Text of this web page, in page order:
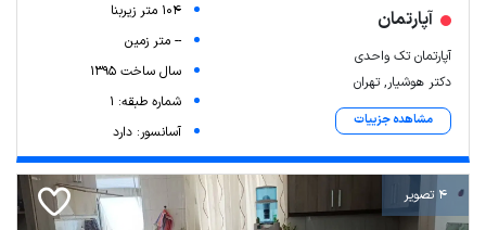
آپارتمان
آپارتمان تک واحدی
دکتر هوشیار, تهران
مشاهده جزییات
104 متر زیربنا
-- متر زمین
سال ساخت 1395
شماره طبقه: 1
آسانسور: دارد
4 تصویر